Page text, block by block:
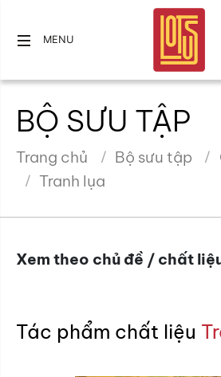
MENU
BỘ SƯU TẬP
Trang chủ Bộ sưu tập
Tranh lụa
Xem theo chủ đề / chất
Tác phẩm chất liệu